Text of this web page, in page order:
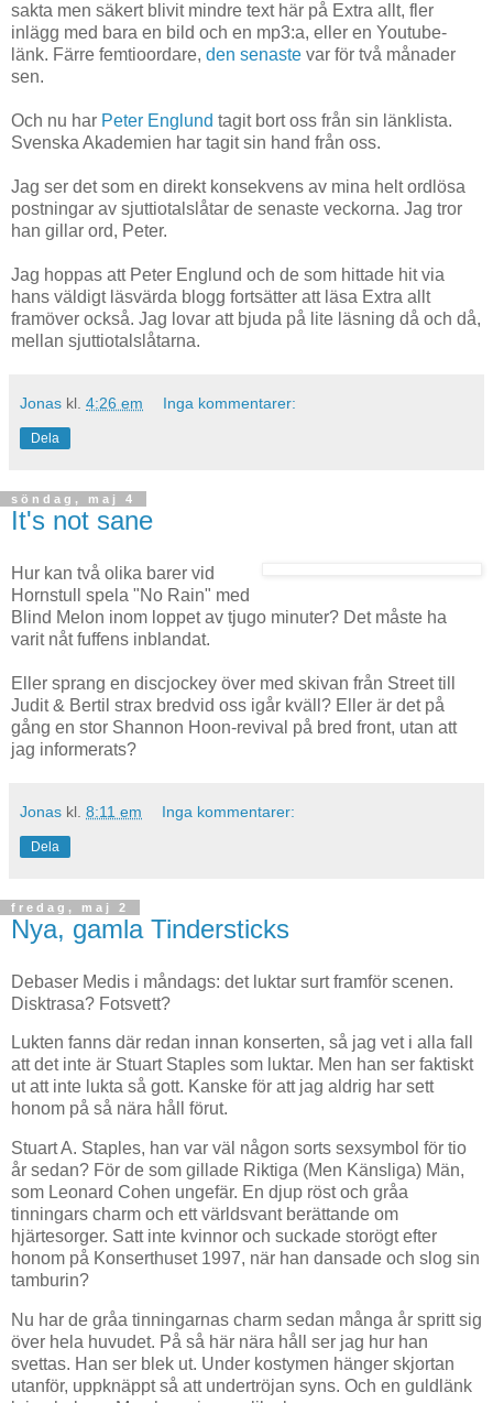
sakta men säkert blivit mindre text här på Extra allt, fler
inlägg med bara en bild och en mp3:a, eller en Youtube-
länk. Färre femtioordare, den senaste var för två månader
sen.
Och nu har Peter Englund tagit bort oss från sin länklista.
Svenska Akademien har tagit sin hand från oss.
Jag ser det som en direkt konsekvens av mina helt ordlösa
postningar av sjuttiotalslåtar de senaste veckorna. Jag tror
han gillar ord, Peter.
Jag hoppas att Peter Englund och de som hittade hit via
hans väldigt läsvärda blogg fortsätter att läsa Extra allt
framöver också. Jag lovar att bjuda på lite läsning då och då,
mellan sjuttiotalslåtarna.
Jonas kl. 4:26 em Inga kommentarer:
Dela
söndag, maj 4
It's not sane
Hur kan två olika barer vid
Hornstull spela "No Rain" med
Blind Melon inom loppet av tjugo minuter? Det måste ha
varit nåt fuffens inblandat.
Eller sprang en discjockey över med skivan från Street till
Judit & Bertil strax bredvid oss igår kväll? Eller är det på
gång en stor Shannon Hoon-revival på bred front, utan att
jag informerats?
Jonas kl. 8:11 em Inga kommentarer:
Dela
fredag, maj 2
Nya, gamla Tindersticks
Debaser Medis i måndags: det luktar surt framför scenen.
Disktrasa? Fotsvett?
Lukten fanns där redan innan konserten, så jag vet i alla fall
att det inte är Stuart Staples som luktar. Men han ser faktiskt
ut att inte lukta så gott. Kanske för att jag aldrig har sett
honom på så nära håll förut.
Stuart A. Staples, han var väl någon sorts sexsymbol för tio
år sedan? För de som gillade Riktiga (Men Känsliga) Män,
som Leonard Cohen ungefär. En djup röst och gråa
tinningars charm och ett världsvant berättande om
hjärtesorger. Satt inte kvinnor och suckade storögt efter
honom på Konserthuset 1997, när han dansade och slog sin
tamburin?
Nu har de gråa tinningarnas charm sedan många år spritt sig
över hela huvudet. På så här nära håll ser jag hur han
svettas. Han ser blek ut. Under kostymen hänger skjortan
utanför, uppknäppt så att undertröjan syns. Och en guldlänk